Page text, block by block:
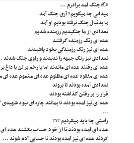
✍️جنگ آمد برادرم …
میدانی چه میگویم؟ آری جنگ آمد
ما بدنبال جنگ نرفته بودیم او آمد
تعدادی از ما جنگیدیم رزمنده شدیم
عده ای رنگ رزمنده گرفتند
عده ای نیز رنگ رزمندگی بخود پاشیدند
تعدادی نیز رنگ جبهه را ندیدند و راوی جنگ
عده ای رفتند عده ای ماندند اما یا زخم بر تن یا داغ
عده ای مفقود عده ای مظلوم عده ای مغموم عده ای
تعدادی آمده بودند تا بروند
قرار را بر رفتن گذاشته بودند
عده ای نیز آمده بودند تا بمانند چاره ای نبود
…
راستی چه باید میکردیم ؟؟؟
عده ای آمده بودند تا از خود حساب بکشند عده
کردند عده ای نیز آمده بودند تا حسابی آدم شوند …